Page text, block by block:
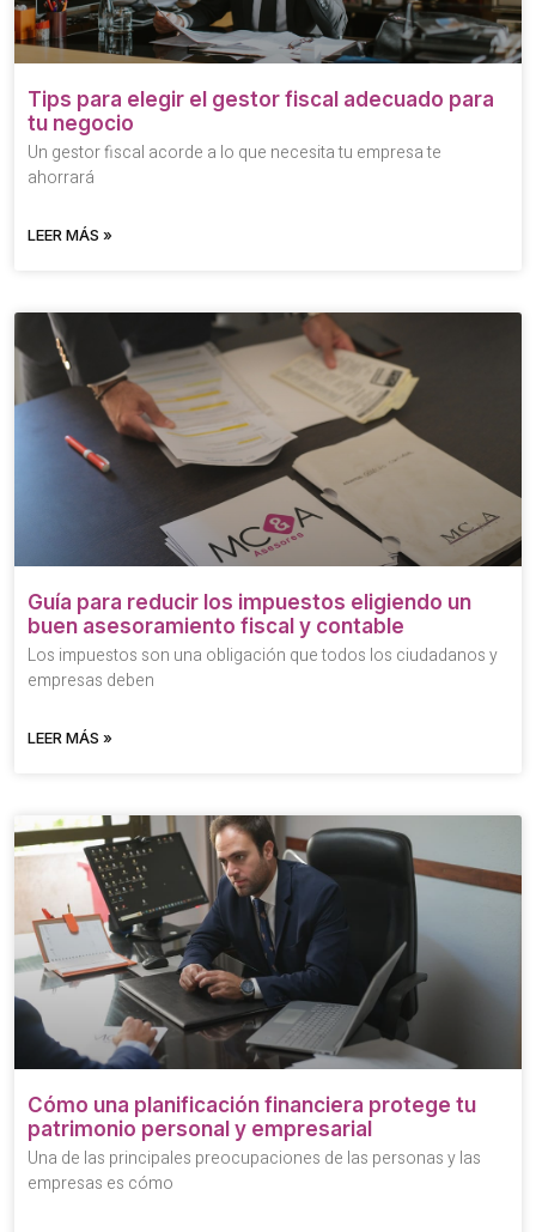
Tips para elegir el gestor fiscal adecuado para
tu negocio
Un gestor fiscal acorde a lo que necesita tu empresa te
ahorrará
LEER MÁS »
Guía para reducir los impuestos eligiendo un
buen asesoramiento fiscal y contable
Los impuestos son una obligación que todos los ciudadanos y
empresas deben
LEER MÁS »
Cómo una planificación financiera protege tu
patrimonio personal y empresarial
Una de las principales preocupaciones de las personas y las
empresas es cómo